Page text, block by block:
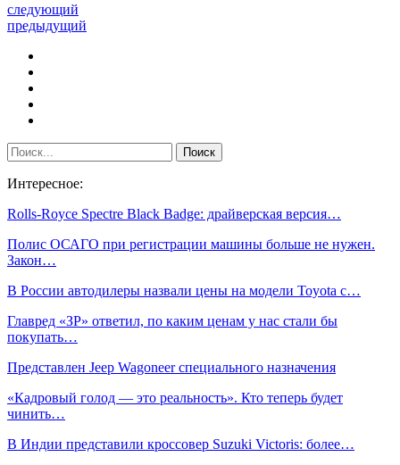
следующий
предыдущий
Интересное:
Rolls-Royce Spectre Black Badge: драйверская версия…
Полис ОСАГО при регистрации машины больше не нужен.
Закон…
В России автодилеры назвали цены на модели Toyota с…
Главред «ЗР» ответил, по каким ценам у нас стали бы
покупать…
Представлен Jeep Wagoneer специального назначения
«Кадровый голод — это реальность». Кто теперь будет
чинить…
В Индии представили кроссовер Suzuki Victoris: более…